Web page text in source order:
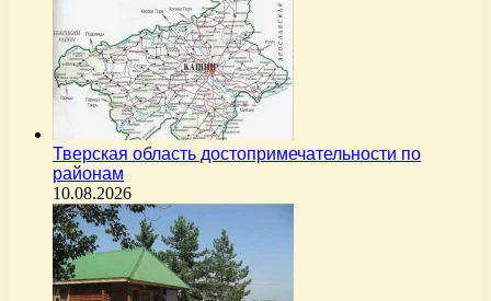
Тверская область достопримечательности по
районам
10.08.2026